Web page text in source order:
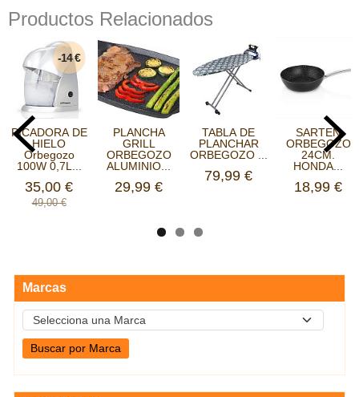
Marcas
Productos Relacionados
-14 €
PICADORA DE
HIELO
Orbegozo
100W 0,7L...
35,00 €
49,00 €
PLANCHA
GRILL
ORBEGOZO
ALUMINIO...
29,99 €
TABLA DE
PLANCHAR
ORBEGOZO ...
79,99 €
SARTEN
ORBEGOZO
24CM.
HONDA...
18,99 €